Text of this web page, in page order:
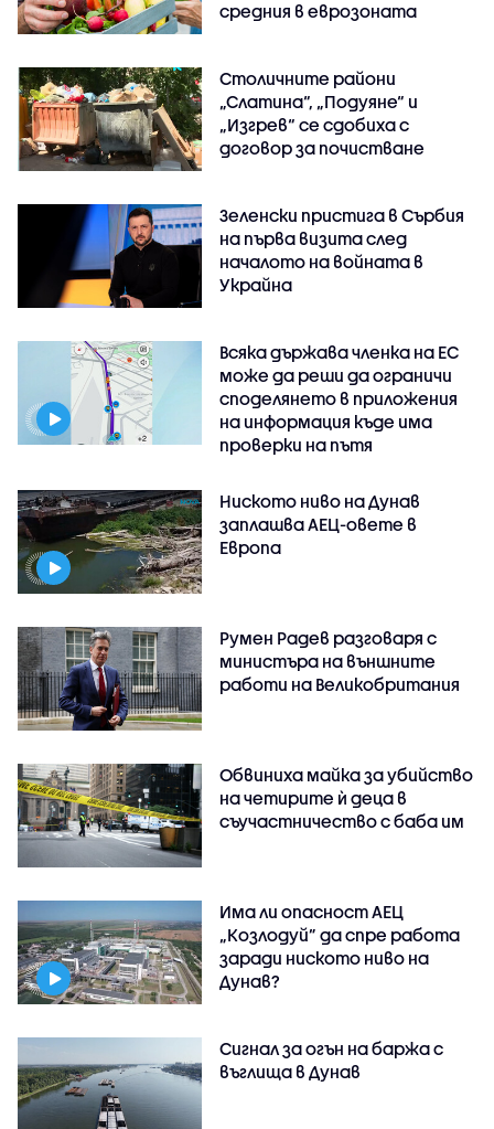
средния в еврозоната
Столичните райони
„Слатина“, „Подуяне“ и
„Изгрев“ се сдобиха с
договор за почистване
Зеленски пристига в Сърбия
на първа визита след
началото на войната в
Украйна
Всяка държава членка на ЕС
може да реши да ограничи
споделянето в приложения
на информация къде има
проверки на пътя
Ниското ниво на Дунав
заплашва АЕЦ-овете в
Европа
Румен Радев разговаря с
министъра на външните
работи на Великобритания
Обвиниха майка за убийство
на четирите ѝ деца в
съучастничество с баба им
Има ли опасност АЕЦ
„Козлодуй” да спре работа
заради ниското ниво на
Дунав?
Сигнал за огън на баржа с
въглища в Дунав